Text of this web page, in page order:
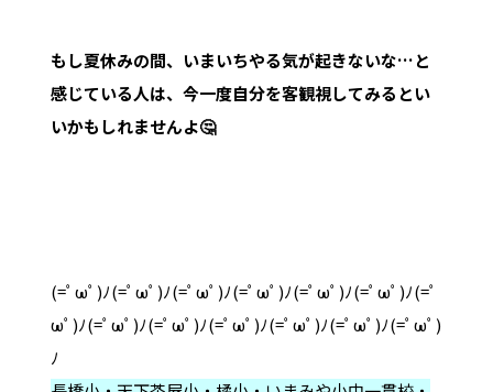
もし夏休みの間、いまいちやる気が起きないな…と
感じている人は、今一度自分を客観視してみるとい
いかもしれませんよ🤔
(=ﾟωﾟ)ﾉ(=ﾟωﾟ)ﾉ(=ﾟωﾟ)ﾉ(=ﾟωﾟ)ﾉ(=ﾟωﾟ)ﾉ(=ﾟωﾟ)ﾉ(=ﾟ
ωﾟ)ﾉ(=ﾟωﾟ)ﾉ(=ﾟωﾟ)ﾉ(=ﾟωﾟ)ﾉ(=ﾟωﾟ)ﾉ(=ﾟωﾟ)ﾉ(=ﾟωﾟ)
ﾉ